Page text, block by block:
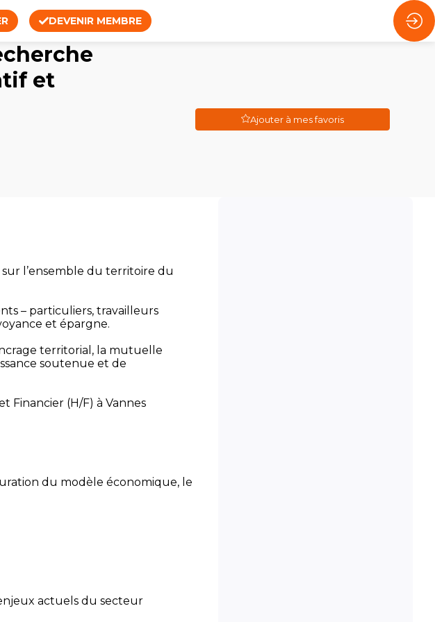
DEVENIR MEMBRE
Ajouter à mes favoris
et
l’ensemble du territoire du
– particuliers, travailleurs
et épargne.
territorial, la mutuelle
soutenue et de
Financier (H/F) à Vannes
du modèle économique, le
actuels du secteur